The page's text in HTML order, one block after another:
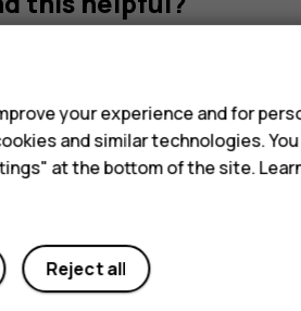
your experience and for
and similar technologies.
at the bottom of the site.
Reject all